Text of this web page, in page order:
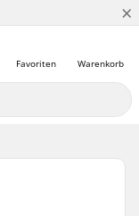
×
Warenkorb
Favoriten